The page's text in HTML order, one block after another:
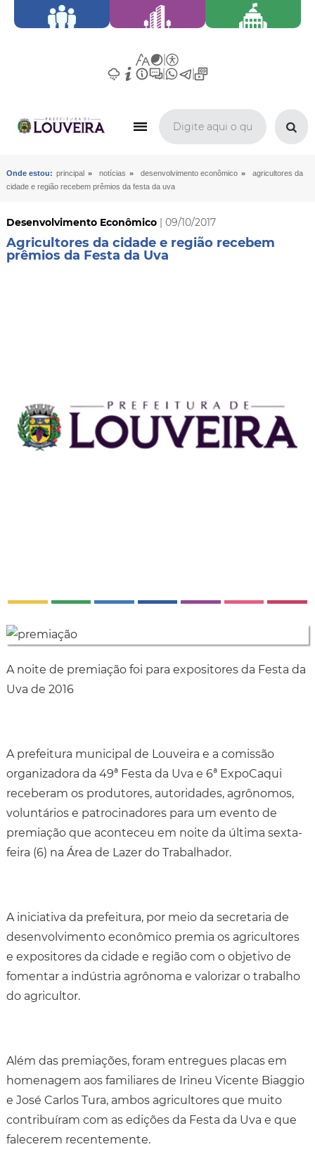
Onde estou: principal » notícias » desenvolvimento econômico »
agricultores da
cidade e região recebem prêmios da festa da uva
Desenvolvimento Econômico| 09/10/2017
Agricultores da cidade e região recebem
prêmios da Festa da Uva
A noite de premiação foi para expositores da Festa da
Uva de 2016
A prefeitura municipal de Louveira e a comissão
organizadora da 49ª Festa da Uva e 6ª ExpoCaqui
receberam os produtores, autoridades, agrônomos,
voluntários e patrocinadores para um evento de
premiação que aconteceu em noite da última sexta-
feira (6) na Área de Lazer do Trabalhador.
A iniciativa da prefeitura, por meio da secretaria de
desenvolvimento econômico premia os agricultores
e expositores da cidade e região com o objetivo de
fomentar a indústria agrônoma e valorizar o trabalho
do agricultor.
Além das premiações, foram entregues placas em
homenagem aos familiares de Irineu Vicente Biaggio
e José Carlos Tura, ambos agricultores que muito
contribuíram com as edições da Festa da Uva e que
falecerem recentemente.